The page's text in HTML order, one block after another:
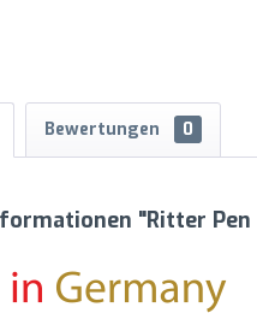
Bewertungen 0
"Ritter Pen